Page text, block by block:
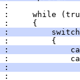
:
:     while
:     {
:
:         {
:
:
: